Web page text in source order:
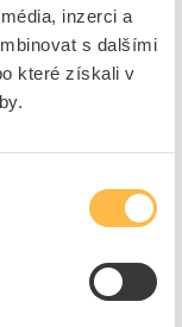
inzerci a
s dalšími
které získali v
440,09 Kč/ks
do košíku
BL 60W 230V E27